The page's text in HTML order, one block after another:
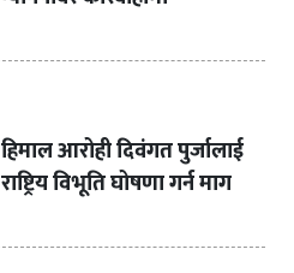
हिमाल आरोही दिवंगत पुर्जालाई
राष्ट्रिय विभूति घोषणा गर्न माग